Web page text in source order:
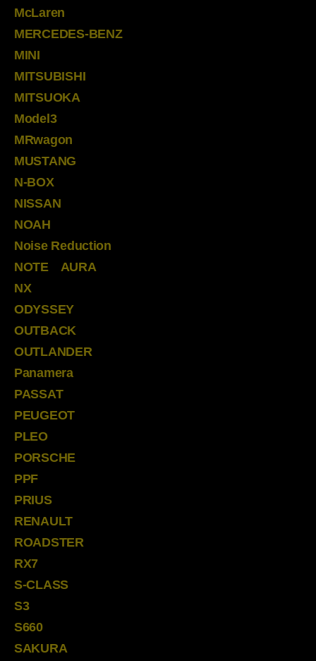
McLaren
MERCEDES-BENZ
MINI
MITSUBISHI
MITSUOKA
Model3
MRwagon
MUSTANG
N-BOX
NISSAN
NOAH
Noise Reduction
NOTE AURA
NX
ODYSSEY
OUTBACK
OUTLANDER
Panamera
PASSAT
PEUGEOT
PLEO
PORSCHE
PPF
PRIUS
RENAULT
ROADSTER
RX7
S-CLASS
S3
S660
SAKURA